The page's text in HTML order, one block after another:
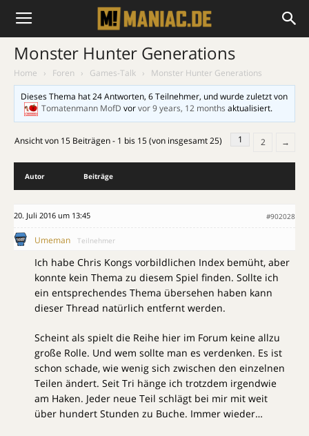
Monster Hunter Generations
Home › Foren › Games-Talk ›
Monster Hunter Generations
Dieses Thema hat 24 Antworten, 6 Teilnehmer, und wurde zuletzt von
Tomatenmann MofD vorvor 9 years, 12 months aktualisiert.
Ansicht von 15 Beiträgen - 1 bis 15 (von insgesamt 25) 1 2 →
Autor Beiträge
20. Juli 2016 um 13:45 #902028
Umeman Teilnehmer
Ich habe Chris Kongs vorbildlichen Index bemüht, aber
konnte kein Thema zu diesem Spiel finden. Sollte ich
ein entsprechendes Thema übersehen haben kann
dieser Thread natürlich entfernt werden.
Scheint als spielt die Reihe hier im Forum keine allzu
große Rolle. Und wem sollte man es verdenken. Es ist
schon schade, wie wenig sich zwischen den einzelnen
Teilen ändert. Seit Tri hänge ich trotzdem irgendwie
am Haken. Jeder neue Teil schlägt bei mir mit weit
über hundert Stunden zu Buche. Immer wieder…